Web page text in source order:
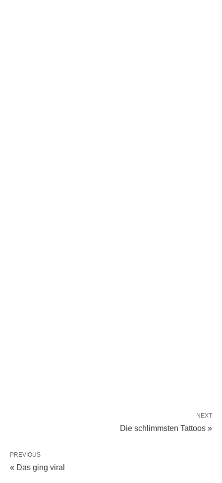
NEXT
Die schlimmsten Tattoos »
PREVIOUS
« Das ging viral